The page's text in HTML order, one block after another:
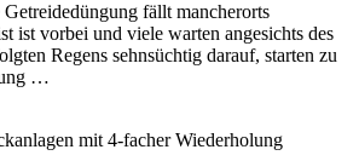
fällt mancherorts
ist vorbei und viele warten angesichts des
Regens sehnsüchtig darauf, starten zu
…